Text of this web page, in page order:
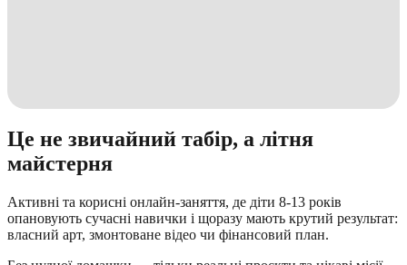
Це не звичайний табір, а літня
майстерня
Активні та корисні онлайн-заняття, де діти 8-13 років
опановують сучасні навички і щоразу мають крутий результат:
власний арт, змонтоване відео чи фінансовий план.